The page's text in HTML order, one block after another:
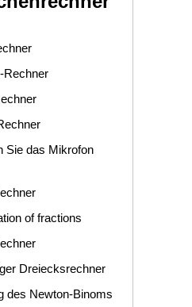
Rechner
Sie das Mikrofon
of fractions
Dreiecksrechner
des Newton-Binoms